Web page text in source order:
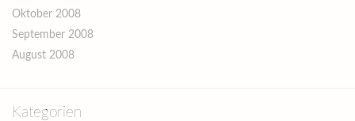
Oktober 2008
September 2008
August 2008
Kategorien